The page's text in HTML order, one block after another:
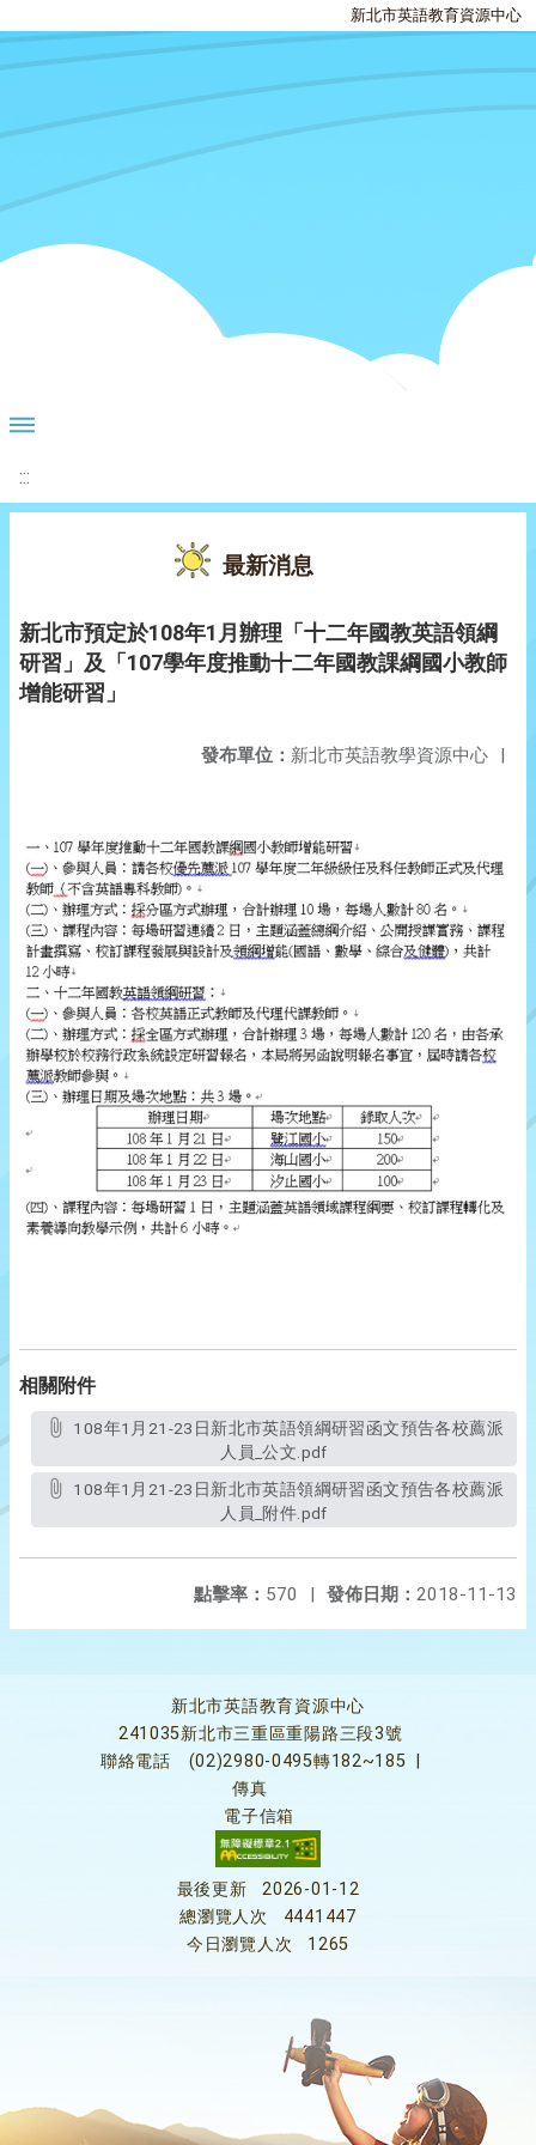
新北市英語教育資源中心
:::
最新消息
新北市預定於108年1月辦理「十二年國教英語領綱
研習」及「107學年度推動十二年國教課綱國小教師
增能研習」
發布單位： 新北市英語教學資源中心 |
相關附件
人員_公文.pdf
人員_附件.pdf
發佈日期： 2018-11-13
點擊率： 570 |
新北市英語教育資源中心
241035新北市三重區重陽路三段3號
聯絡電話
(02)2980-0495轉182~185
傳真
電子信箱
最後更新
2026-01-12
總瀏覽人次
4441447
今日瀏覽人次
1265